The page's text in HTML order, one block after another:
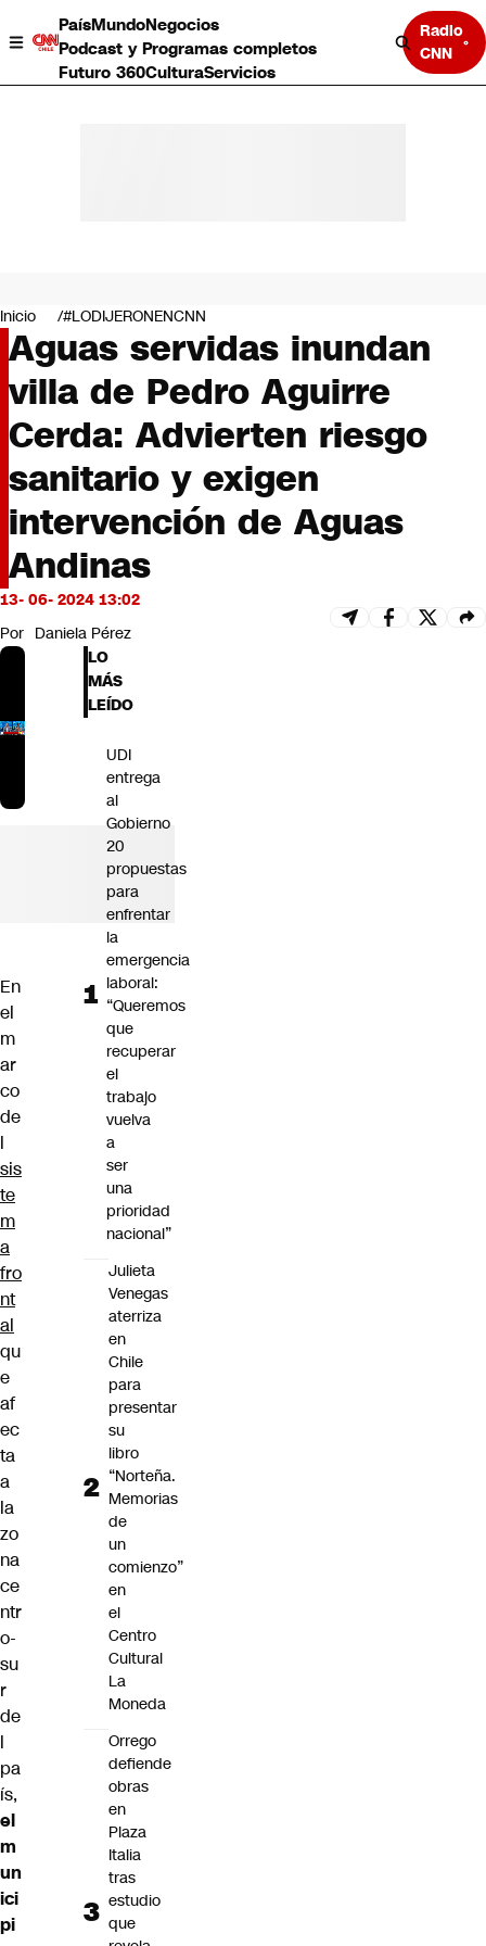
PaísMundoNegocios
Podcast y Programas completos
Futuro 360CulturaServicios
Radio
CNN
Negocios
Deportes
Programas completos
Cultura
Servicios
Bits
CNN tiempo
Futuro 360
Opinión
Inicio #LODIJERONENCNN
Aguas servidas inundan
villa de Pedro Aguirre
Cerda: Advierten riesgo
sanitario y exigen
intervención de Aguas
Andinas
13- 06- 2024 13:02
Por Daniela Pérez
En
el
m
ar
co
de
l
sis
te
m
a
fro
nt
al
qu
e
af
ec
ta
a
la
zo
na
ce
ntr
o-
su
r
de
l
pa
ís,
el
m
un
ici
pi
LO
MÁS
LEÍDO
UDI
entrega
al
Gobierno
20
propuestas
para
enfrentar
la
emergencia
laboral:
“Queremos
que
recuperar
el
trabajo
vuelva
a
ser
una
prioridad
nacional”
Julieta
Venegas
aterriza
en
Chile
para
presentar
su
libro
“Norteña.
Memorias
de
un
comienzo”
en
el
Centro
Cultural
La
Moneda
Orrego
defiende
obras
en
Plaza
Italia
tras
estudio
que